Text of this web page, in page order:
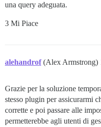
una query adeguata.
3 Mi Piace
alehandrof (Alex Armstrong)
Grazie per la soluzione
stesso plugin per assicurarmi
corrette e poi passare alle
permetterebbe agli utenti di